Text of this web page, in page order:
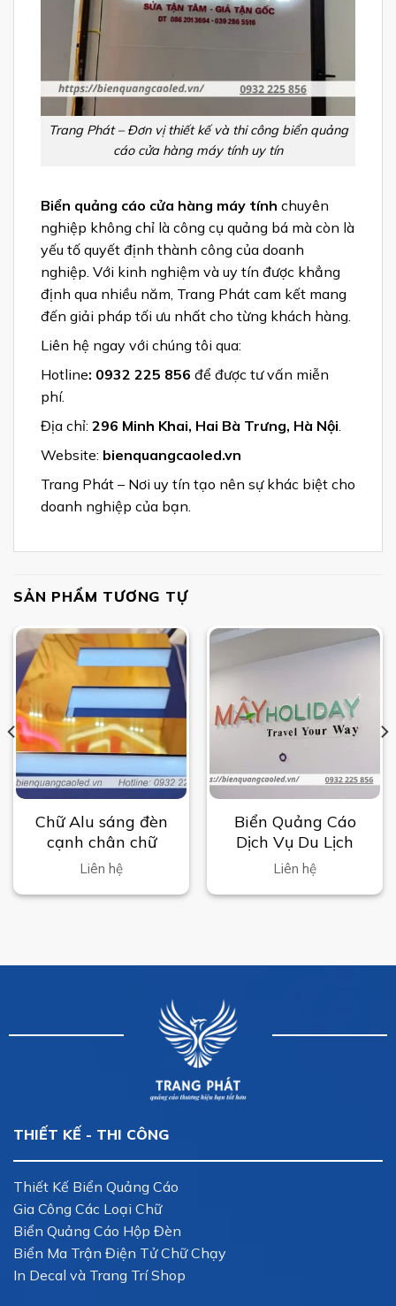
Trang Phát – Đơn vị thiết kế và thi công biển quảng
cáo cửa hàng máy tính uy tín
Biển quảng cáo cửa hàng máy tính chuyên
nghiệp không chỉ là công cụ quảng bá mà còn là
yếu tố quyết định thành công của doanh
nghiệp. Với kinh nghiệm và uy tín được khẳng
định qua nhiều năm, Trang Phát cam kết mang
đến giải pháp tối ưu nhất cho từng khách hàng.
Liên hệ ngay với chúng tôi qua:
Hotline: 0932 225 856 để được tư vấn miễn
phí.
Địa chỉ: 296 Minh Khai, Hai Bà Trưng, Hà Nội.
Website: bienquangcaoled.vn
Trang Phát – Nơi uy tín tạo nên sự khác biệt cho
doanh nghiệp của bạn.
SẢN PHẨM TƯƠNG TỰ
Chữ Alu sáng đèn
cạnh chân chữ
Liên hệ
Biển Quảng Cáo
Dịch Vụ Du Lịch
Liên hệ
THIẾT KẾ - THI CÔNG
Thiết Kế Biển Quảng Cáo
Gia Công Các Loại Chữ
Biển Quảng Cáo Hộp Đèn
Biển Ma Trận Điện Tử Chữ Chạy
In Decal và Trang Trí Shop